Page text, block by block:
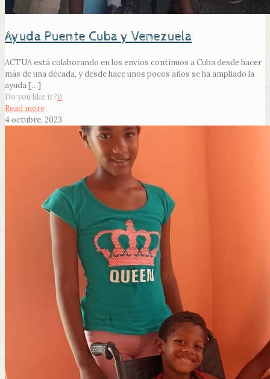
Ayuda Puente Cuba y Venezuela
ACTUA está colaborando en los envios continuos a Cuba desde hacer
más de una década, y desde hace unos pocos años se ha ampliado la
ayuda[…]
Do you like it?0
Read more
4 octubre, 2023